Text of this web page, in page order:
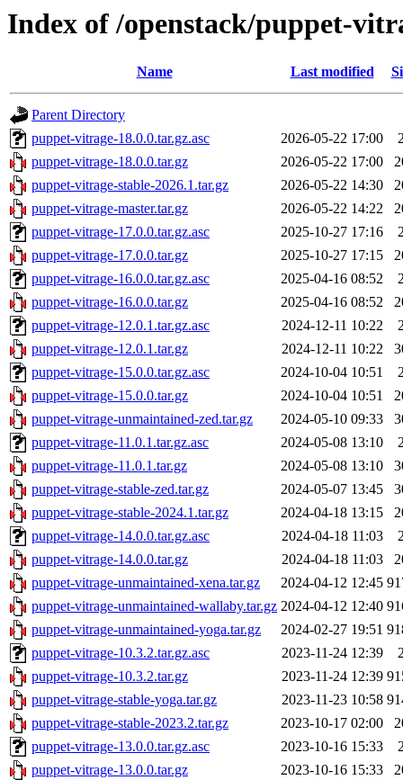
Index of /openstack/puppet-
Name Last modified
Parent Directory
puppet-vitrage-18.0.0.tar.gz.asc
2026-05-22 17:00
puppet-vitrage-18.0.0.tar.gz
2026-05-22 17:00
puppet-vitrage-stable-2026.1.tar.gz
2026-05-22 14:30
puppet-vitrage-master.tar.gz
2026-05-22 14:22
puppet-vitrage-17.0.0.tar.gz.asc
2025-10-27 17:16
puppet-vitrage-17.0.0.tar.gz
2025-10-27 17:15
puppet-vitrage-16.0.0.tar.gz.asc
2025-04-16 08:52
puppet-vitrage-16.0.0.tar.gz
2025-04-16 08:52
puppet-vitrage-12.0.1.tar.gz.asc
2024-12-11 10:22
puppet-vitrage-12.0.1.tar.gz
2024-12-11 10:22
puppet-vitrage-15.0.0.tar.gz.asc
2024-10-04 10:51
puppet-vitrage-15.0.0.tar.gz
2024-10-04 10:51
puppet-vitrage-unmaintained-zed.tar.gz
2024-05-10 09:33
puppet-vitrage-11.0.1.tar.gz.asc
2024-05-08 13:10
puppet-vitrage-11.0.1.tar.gz
2024-05-08 13:10
puppet-vitrage-stable-zed.tar.gz
2024-05-07 13:45
puppet-vitrage-stable-2024.1.tar.gz
2024-04-18 13:15
puppet-vitrage-14.0.0.tar.gz.asc
2024-04-18 11:03
puppet-vitrage-14.0.0.tar.gz
2024-04-18 11:03
puppet-vitrage-unmaintained-xena.tar.gz
2024-04-12 12:45
puppet-vitrage-unmaintained-wallaby.tar.gz 2024-04-12 12:40
puppet-vitrage-unmaintained-yoga.tar.gz
2024-02-27 19:51
puppet-vitrage-10.3.2.tar.gz.asc
2023-11-24 12:39
puppet-vitrage-10.3.2.tar.gz
2023-11-24 12:39
puppet-vitrage-stable-yoga.tar.gz
2023-11-23 10:58
puppet-vitrage-stable-2023.2.tar.gz
2023-10-17 02:00
puppet-vitrage-13.0.0.tar.gz.asc
2023-10-16 15:33
puppet-vitrage-13.0.0.tar.gz
2023-10-16 15:33